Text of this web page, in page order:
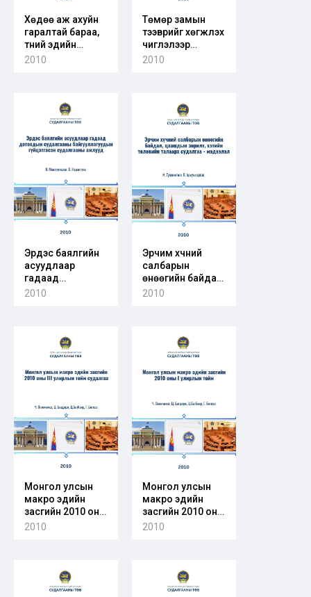
Хөдөө аж ахуйн
гаралтай бараа,
түүний эдийн
биржийн тухай
2010
Төмөр замын
тээврийг хөгжүүлэх
чиглэлээр
баримталж буй
2010
Эрдэс баялгийн
асуудлаар
гадаад
дотоодын
судалгааны
ажлууд
2010
Эрчим хүчний
салбарын
өнөөгийн байдал,
цаашдын зорилт,
мэдээлэл
2010
Монгол улсын
макро эдийн
засгийн 2010 оны
III улирлын тойм
2010
Монгол улсын
макро эдийн
засгийн 2010 оны
I улирлын тойм
2010